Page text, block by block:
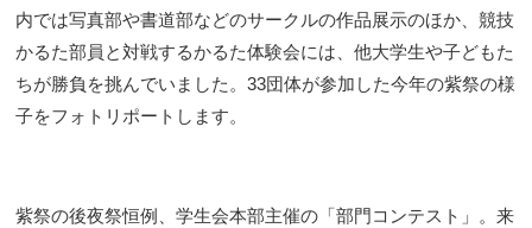
内では写真部や書道部などのサークルの作品展示のほか、競技
かるた部員と対戦するかるた体験会には、他大学生や子どもた
ちが勝負を挑んでいました。33団体が参加した今年の紫祭の様
子をフォトリポートします。
紫祭の後夜祭恒例、学生会本部主催の「部門コンテスト」。来